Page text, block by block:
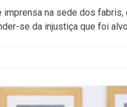
na sede dos fabris,
se da injustiça que foi alvo